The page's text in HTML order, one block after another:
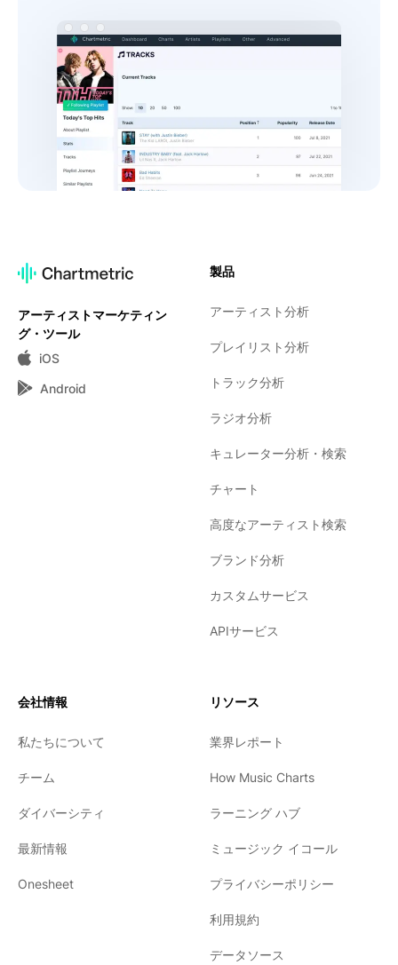
アーティストマーケティン
グ・ツール
iOS
Android
製品
アーティスト分析
プレイリスト分析
トラック分析
ラジオ分析
キュレーター分析・検索
チャート
高度なアーティスト検索
ブランド分析
カスタムサービス
APIサービス
会社情報
私たちについて
チーム
ダイバーシティ
最新情報
Onesheet
リソース
業界レポート
How Music Charts
ラーニング ハブ
ミュージック イコール
プライバシーポリシー
利用規約
データソース